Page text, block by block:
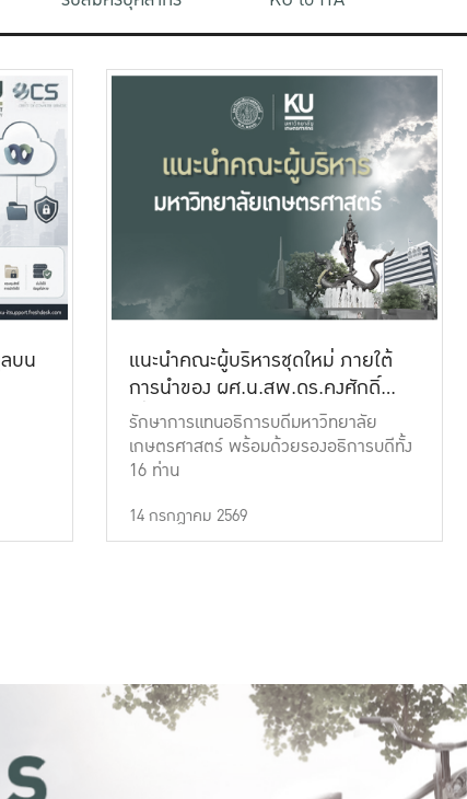
บน
แนะนำคณะผู้บริหารชุดใหม่ ภายใต้
การนำของ ผศ.น.สพ.ดร.คงศักดิ์
เที่ยงธรรม
รักษาการแทนอธิการบดีมหาวิทยาลัย
เกษตรศาสตร์ พร้อมด้วยรองอธิการบดีทั้ง
16 ท่าน
14 กรกฎาคม 2569